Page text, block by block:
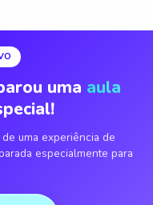
uma aula
uma experiência de
especialmente para